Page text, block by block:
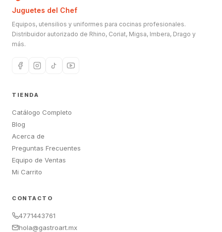
Juguetes del Chef
Equipos, utensilios y uniformes para cocinas profesionales.
Distribuidor autorizado de Rhino, Coriat, Migsa, Imbera, Drago y
más.
TIENDA
Catálogo Completo
Blog
Acerca de
Preguntas Frecuentes
Equipo de Ventas
Mi Carrito
CONTACTO
4771443761
hola@gastroart.mx